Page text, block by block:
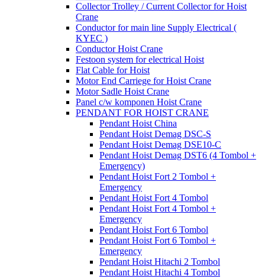
Collector Trolley / Current Collector for Hoist
Crane
Conductor for main line Supply Electrical (
KYEC )
Conductor Hoist Crane
Festoon system for electrical Hoist
Flat Cable for Hoist
Motor End Carriege for Hoist Crane
Motor Sadle Hoist Crane
Panel c/w komponen Hoist Crane
PENDANT FOR HOIST CRANE
Pendant Hoist China
Pendant Hoist Demag DSC-S
Pendant Hoist Demag DSE10-C
Pendant Hoist Demag DST6 (4 Tombol +
Emergency)
Pendant Hoist Fort 2 Tombol +
Emergency
Pendant Hoist Fort 4 Tombol
Pendant Hoist Fort 4 Tombol +
Emergency
Pendant Hoist Fort 6 Tombol
Pendant Hoist Fort 6 Tombol +
Emergency
Pendant Hoist Hitachi 2 Tombol
Pendant Hoist Hitachi 4 Tombol